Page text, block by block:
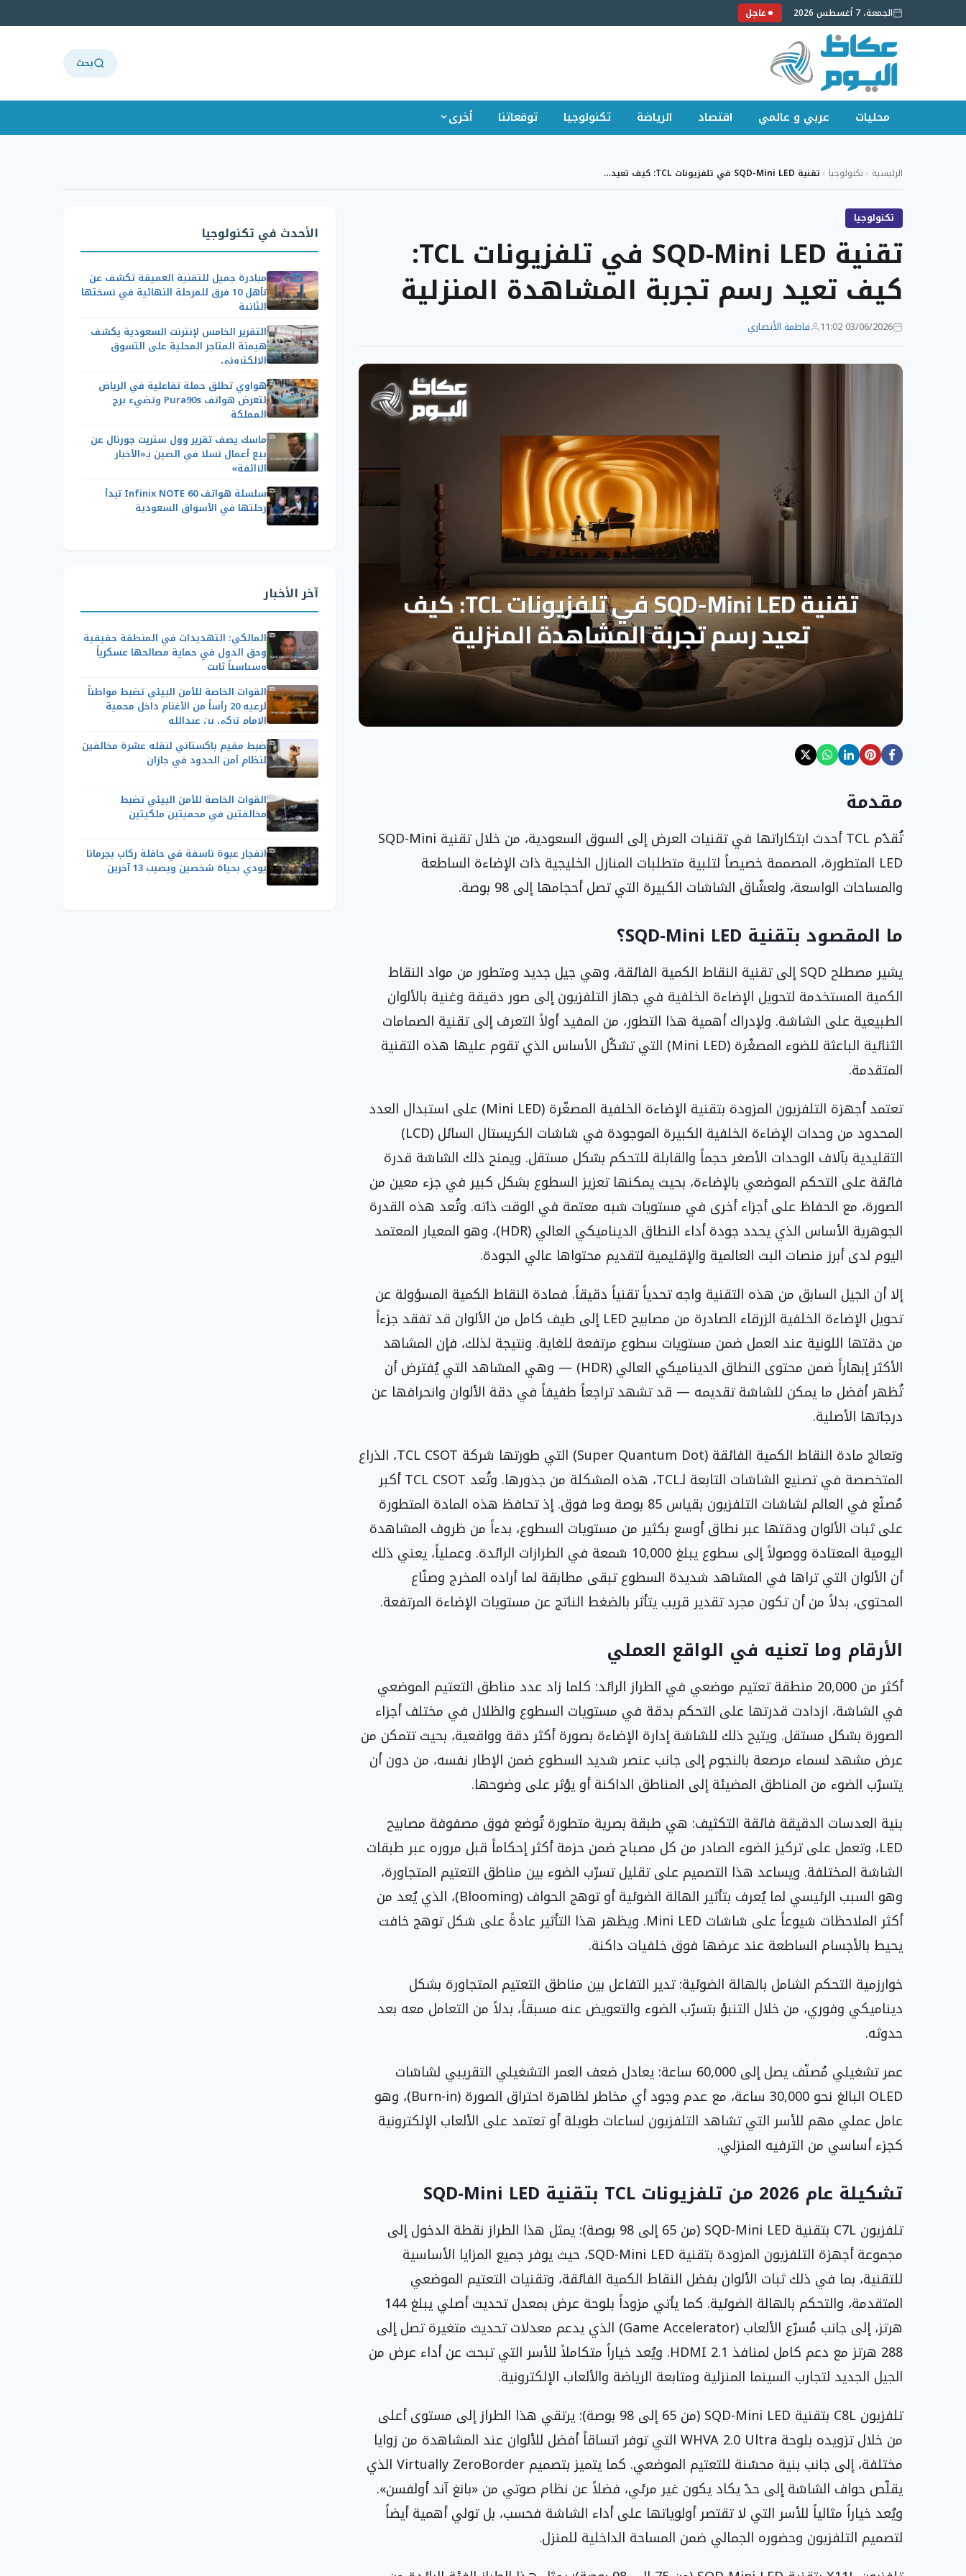
الجمعة، 7 أغسطس 2026 عاجل
بحث
محليات عربي و عالمي اقتصاد الرياضة تكنولوجيا توقعاتنا أخرى
الرئيسية › تكنولوجيا › تقنية SQD-Mini LED في تلفزيونات TCL: كيف تعيد…
تكنولوجيا
تقنية SQD-Mini LED في تلفزيونات TCL:
كيف تعيد رسم تجربة المشاهدة المنزلية
03/06/2026 11:02 فاطمة الأنصاري
مقدمة
تُقدّم TCL أحدث ابتكاراتها في تقنيات العرض إلى السوق السعودية، من خلال تقنية SQD-Mini
LED المتطورة، المصممة خصيصاً لتلبية متطلبات المنازل الخليجية ذات الإضاءة الساطعة
والمساحات الواسعة، ولعشّاق الشاشات الكبيرة التي تصل أحجامها إلى 98 بوصة.
ما المقصود بتقنية SQD-Mini LED؟
يشير مصطلح SQD إلى تقنية النقاط الكمية الفائقة، وهي جيل جديد ومتطور من مواد النقاط
الكمية المستخدمة لتحويل الإضاءة الخلفية في جهاز التلفزيون إلى صور دقيقة وغنية بالألوان
الطبيعية على الشاشة. ولإدراك أهمية هذا التطور، من المفيد أولاً التعرف إلى تقنية الصمامات
الثنائية الباعثة للضوء المصغّرة (Mini LED) التي تشكّل الأساس الذي تقوم عليها هذه التقنية
المتقدمة.
تعتمد أجهزة التلفزيون المزودة بتقنية الإضاءة الخلفية المصغّرة (Mini LED) على استبدال العدد
المحدود من وحدات الإضاءة الخلفية الكبيرة الموجودة في شاشات الكريستال السائل (LCD)
التقليدية بآلاف الوحدات الأصغر حجماً والقابلة للتحكم بشكل مستقل. ويمنح ذلك الشاشة قدرة
فائقة على التحكم الموضعي بالإضاءة، بحيث يمكنها تعزيز السطوع بشكل كبير في جزء معين من
الصورة، مع الحفاظ على أجزاء أخرى في مستويات شبه معتمة في الوقت ذاته. وتُعد هذه القدرة
الجوهرية الأساس الذي يحدد جودة أداء النطاق الديناميكي العالي (HDR)، وهو المعيار المعتمد
اليوم لدى أبرز منصات البث العالمية والإقليمية لتقديم محتواها عالي الجودة.
إلا أن الجيل السابق من هذه التقنية واجه تحدياً تقنياً دقيقاً. فمادة النقاط الكمية المسؤولة عن
تحويل الإضاءة الخلفية الزرقاء الصادرة من مصابيح LED إلى طيف كامل من الألوان قد تفقد جزءاً
من دقتها اللونية عند العمل ضمن مستويات سطوع مرتفعة للغاية. ونتيجة لذلك، فإن المشاهد
الأكثر إبهاراً ضمن محتوى النطاق الديناميكي العالي (HDR) — وهي المشاهد التي يُفترض أن
تُظهر أفضل ما يمكن للشاشة تقديمه — قد تشهد تراجعاً طفيفاً في دقة الألوان وانحرافها عن
درجاتها الأصلية.
وتعالج مادة النقاط الكمية الفائقة (Super Quantum Dot) التي طورتها شركة TCL CSOT، الذراع
المتخصصة في تصنيع الشاشات التابعة لـTCL، هذه المشكلة من جذورها. وتُعد TCL CSOT أكبر
مُصنّع في العالم لشاشات التلفزيون بقياس 85 بوصة وما فوق. إذ تحافظ هذه المادة المتطورة
على ثبات الألوان ودقتها عبر نطاق أوسع بكثير من مستويات السطوع، بدءاً من ظروف المشاهدة
اليومية المعتادة ووصولاً إلى سطوع يبلغ 10,000 شمعة في الطرازات الرائدة. وعملياً، يعني ذلك
أن الألوان التي تراها في المشاهد شديدة السطوع تبقى مطابقة لما أراده المخرج وصنّاع
المحتوى، بدلاً من أن تكون مجرد تقدير قريب يتأثر بالضغط الناتج عن مستويات الإضاءة المرتفعة.
الأرقام وما تعنيه في الواقع العملي
أكثر من 20,000 منطقة تعتيم موضعي في الطراز الرائد: كلما زاد عدد مناطق التعتيم الموضعي
في الشاشة، ازدادت قدرتها على التحكم بدقة في مستويات السطوع والظلال في مختلف أجزاء
الصورة بشكل مستقل. ويتيح ذلك للشاشة إدارة الإضاءة بصورة أكثر دقة وواقعية، بحيث تتمكن من
عرض مشهد لسماء مرصعة بالنجوم إلى جانب عنصر شديد السطوع ضمن الإطار نفسه، من دون أن
يتسرّب الضوء من المناطق المضيئة إلى المناطق الداكنة أو يؤثر على وضوحها.
بنية العدسات الدقيقة فائقة التكثيف: هي طبقة بصرية متطورة تُوضع فوق مصفوفة مصابيح
LED، وتعمل على تركيز الضوء الصادر من كل مصباح ضمن حزمة أكثر إحكاماً قبل مروره عبر طبقات
الشاشة المختلفة. ويساعد هذا التصميم على تقليل تسرّب الضوء بين مناطق التعتيم المتجاورة،
وهو السبب الرئيسي لما يُعرف بتأثير الهالة الضوئية أو توهج الحواف (Blooming)، الذي يُعد من
أكثر الملاحظات شيوعاً على شاشات Mini LED. ويظهر هذا التأثير عادةً على شكل توهج خافت
يحيط بالأجسام الساطعة عند عرضها فوق خلفيات داكنة.
خوارزمية التحكم الشامل بالهالة الضوئية: تدير التفاعل بين مناطق التعتيم المتجاورة بشكل
ديناميكي وفوري، من خلال التنبؤ بتسرّب الضوء والتعويض عنه مسبقاً، بدلاً من التعامل معه بعد
حدوثه.
عمر تشغيلي مُصنّف يصل إلى 60,000 ساعة: يعادل ضعف العمر التشغيلي التقريبي لشاشات
OLED البالغ نحو 30,000 ساعة، مع عدم وجود أي مخاطر لظاهرة احتراق الصورة (Burn-in)، وهو
عامل عملي مهم للأسر التي تشاهد التلفزيون لساعات طويلة أو تعتمد على الألعاب الإلكترونية
كجزء أساسي من الترفيه المنزلي.
تشكيلة عام 2026 من تلفزيونات TCL بتقنية SQD-Mini LED
تلفزيون C7L بتقنية SQD-Mini LED (من 65 إلى 98 بوصة): يمثل هذا الطراز نقطة الدخول إلى
مجموعة أجهزة التلفزيون المزودة بتقنية SQD-Mini LED، حيث يوفر جميع المزايا الأساسية
للتقنية، بما في ذلك ثبات الألوان بفضل النقاط الكمية الفائقة، وتقنيات التعتيم الموضعي
المتقدمة، والتحكم بالهالة الضوئية. كما يأتي مزوداً بلوحة عرض بمعدل تحديث أصلي يبلغ 144
هرتز، إلى جانب مُسرّع الألعاب (Game Accelerator) الذي يدعم معدلات تحديث متغيرة تصل إلى
288 هرتز مع دعم كامل لمنافذ HDMI 2.1. ويُعد خياراً متكاملاً للأسر التي تبحث عن أداء عرض من
الجيل الجديد لتجارب السينما المنزلية ومتابعة الرياضة والألعاب الإلكترونية.
تلفزيون C8L بتقنية SQD-Mini LED (من 65 إلى 98 بوصة): يرتقي هذا الطراز إلى مستوى أعلى
من خلال تزويده بلوحة WHVA 2.0 Ultra التي توفر اتساقاً أفضل للألوان عند المشاهدة من زوايا
مختلفة، إلى جانب بنية محسّنة للتعتيم الموضعي. كما يتميز بتصميم Virtually ZeroBorder الذي
يقلّص حواف الشاشة إلى حدّ يكاد يكون غير مرئي، فضلاً عن نظام صوتي من «بانغ آند أولفسن».
ويُعد خياراً مثالياً للأسر التي لا تقتصر أولوياتها على أداء الشاشة فحسب، بل تولي أهمية أيضاً
لتصميم التلفزيون وحضوره الجمالي ضمن المساحة الداخلية للمنزل.
الأحدث في تكنولوجيا
مبادرة جميل للتقنية العميقة تكشف عن
تأهل 10 فرق للمرحلة النهائية في نسختها
الثانية
التقرير الخامس لإنترنت السعودية يكشف
هيمنة المتاجر المحلية على التسوق
الإلكتروني
هواوي تطلق حملة تفاعلية في الرياض
لتعرض هواتف Pura90s وتضيء برج
المملكة
ماسك يصف تقرير وول ستريت جورنال عن
بيع أعمال تسلا في الصين بـ«الأخبار
الزائفة»
سلسلة هواتف Infinix NOTE 60 تبدأ
رحلتها في الأسواق السعودية
آخر الأخبار
المالكي: التهديدات في المنطقة حقيقية
وحق الدول في حماية مصالحها عسكرياً
وسياسياً ثابت
القوات الخاصة للأمن البيئي تضبط مواطناً
لرعيه 20 رأساً من الأغنام داخل محمية
الإمام تركي بن عبدالله
ضبط مقيم باكستاني لنقله عشرة مخالفين
لنظام أمن الحدود في جازان
القوات الخاصة للأمن البيئي تضبط
مخالفتين في محميتين ملكيتين
انفجار عبوة ناسفة في حافلة ركاب بجرمانا
يودي بحياة شخصين ويصيب 13 آخرين